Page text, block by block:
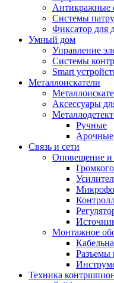
Антикражные
Системы
Фиксатор для
Умный дом
Управление
Системы
Smart
Металлоискатели
Аксессуары
Ручные
Арочные
Связь и сети
Оповещение и
Монтажное
Разъемы
Техника